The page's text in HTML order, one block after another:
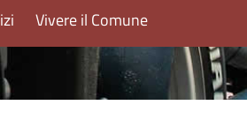
Vivere il Comune